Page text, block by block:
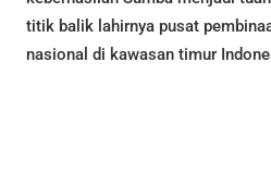
titik balik lahirnya pusat
nasional di kawasan timur